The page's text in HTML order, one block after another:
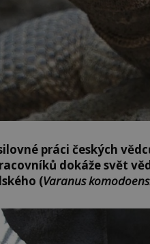
práci českých
dokáže svět
(Varanus